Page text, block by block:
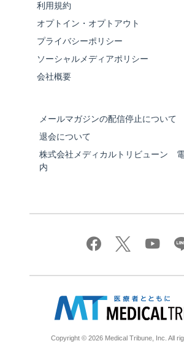
利用規約
オプトイン・オプトアウト
プライバシーポリシー
ソーシャルメディアポリシー
会社概要
メールマガジンの配信停止について
退会について
株式会社メディカルトリビューン
内
Copyright © 2026 Medical Tribune, Inc. All